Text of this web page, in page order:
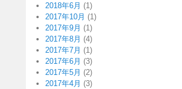
2018年6月 (1)
2017年10月 (1)
2017年9月 (1)
2017年8月 (4)
2017年7月 (1)
2017年6月 (3)
2017年5月 (2)
2017年4月 (3)